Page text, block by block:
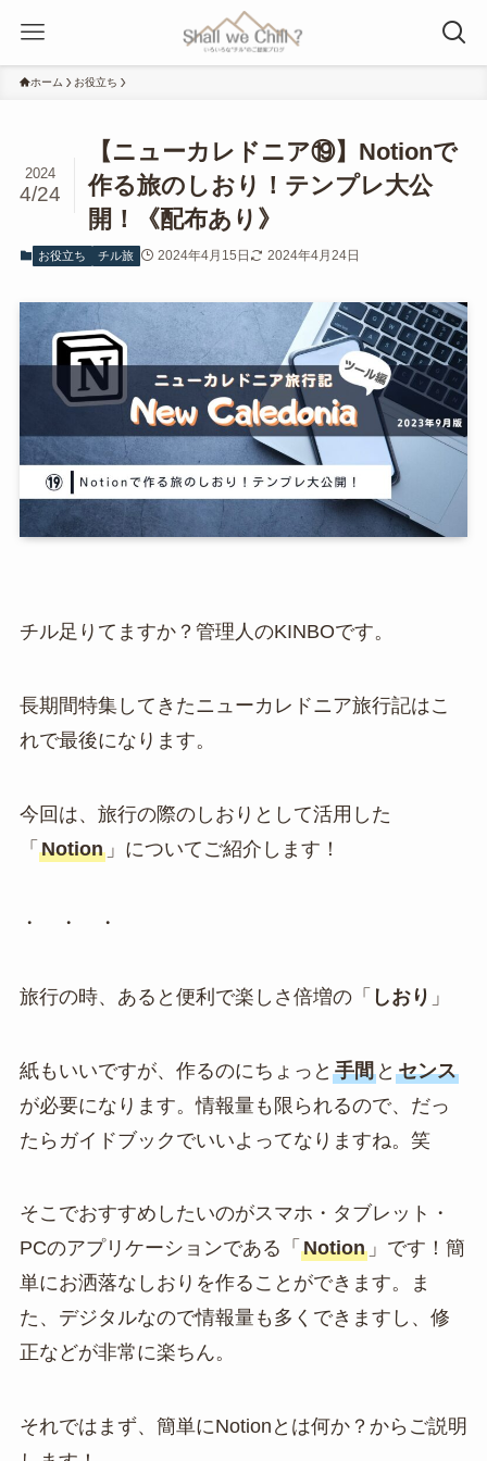
ホーム お役立ち
【ニューカレドニア⑲】Notionで
作る旅のしおり！テンプレ大公
開！《配布あり》
2024
4/24
お役立ち チル旅 2024年4月15日 2024年4月24日
チル足りてますか？管理人のKINBOです。
長期間特集してきたニューカレドニア旅行記はこ
れで最後になります。
今回は、旅行の際のしおりとして活用した
「 Notion」についてご紹介します！
・ ・ ・
旅行の時、あると便利で楽しさ倍増の「 しおり 」
紙もいいですが、作るのにちょっと 手間と センス
が必要になります。情報量も限られるので、だっ
たらガイドブックでいいよってなりますね。笑
そこでおすすめしたいのがスマホ・タブレット・
PCのアプリケーションである「 Notion」です！簡
単にお洒落なしおりを作ることができます。ま
た、デジタルなので情報量も多くできますし、修
正などが非常に楽ちん。
それではまず、簡単にNotionとは何か？からご説明